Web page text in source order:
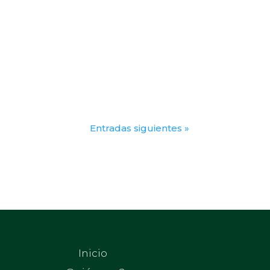
Entradas siguientes »
Inicio